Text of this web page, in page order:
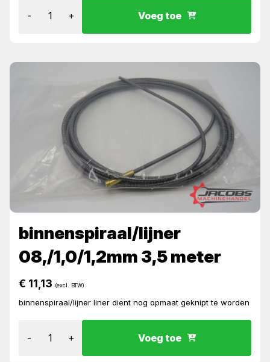
- + Voeg toe
binnenspiraal/lijner
08,/1,0/1,2mm 3,5 meter
€ 11,13 (excl. BTW)
binnenspiraal/lijner liner dient nog opmaat geknipt te worden
- + Voeg toe